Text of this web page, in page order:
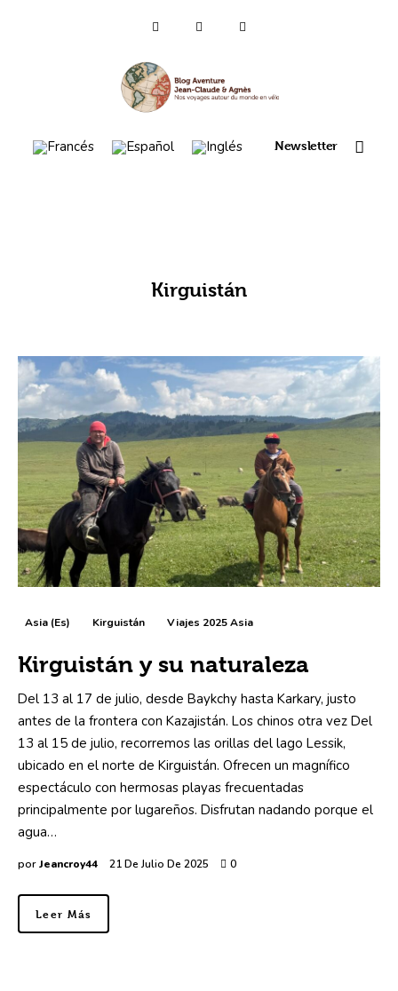
Newsletter
Asia (es)
Kirguistán
Asia (es) Kirguistán Viajes 2025 Asia
Kirguistán y su naturaleza
Del 13 al 17 de julio, desde Baykchy hasta Karkary, justo
antes de la frontera con Kazajistán. Los chinos otra vez Del
13 al 15 de julio, recorremos las orillas del lago Lessik,
ubicado en el norte de Kirguistán. Ofrecen un magnífico
espectáculo con hermosas playas frecuentadas
principalmente por lugareños. Disfrutan nadando porque el
agua…
por Jeancroy44 21 De Julio De 2025 0
Leer Más